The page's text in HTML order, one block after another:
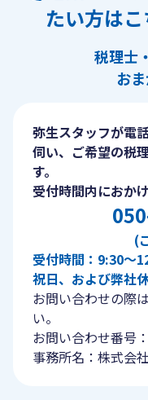
たい方はこ
税理士
お
弥生スタッフが電
伺い、ご希望の税
す。
受付時間内におか
(
受付時間：9:30〜
祝日、および弊社
お問い合わせの際
い。
お問い合わせ番号
事務所名：株式会